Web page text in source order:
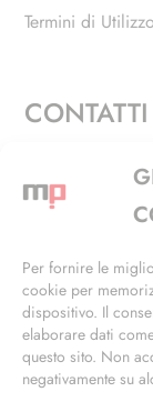
Per fornire le
cookie per
dispositivo. Il
elaborare dati
questo sito. Non
negativamente su
Termini di Utilizzo
CONTATTI
Via
+39 02